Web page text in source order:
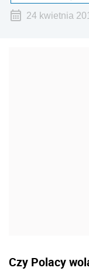
24 kwietnia
Czy Polacy